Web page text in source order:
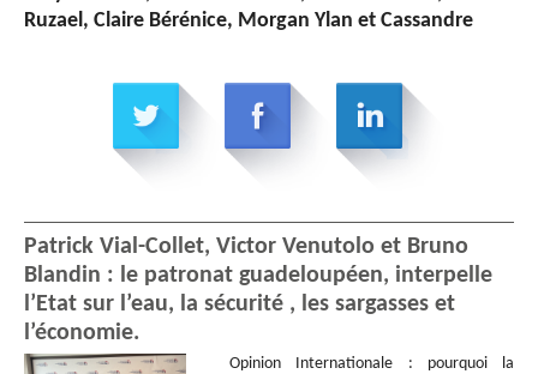
Ruzael, Claire Bérénice, Morgan Ylan et Cassandre
Patrick Vial-Collet, Victor Venutolo et Bruno
Blandin : le patronat guadeloupéen, interpelle
l’Etat sur l’eau, la sécurité , les sargasses et
l’économie.
Opinion Internationale : pourquoi la